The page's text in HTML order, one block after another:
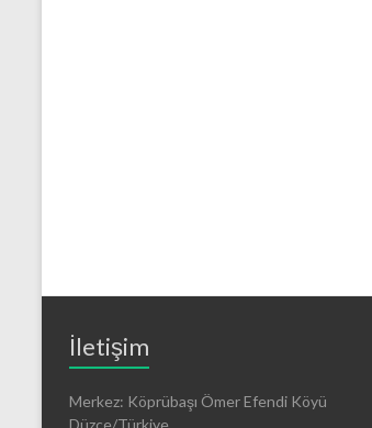
İletişim
Merkez: Köprübaşı Ömer Efendi Köyü
Düzce/Türkiye